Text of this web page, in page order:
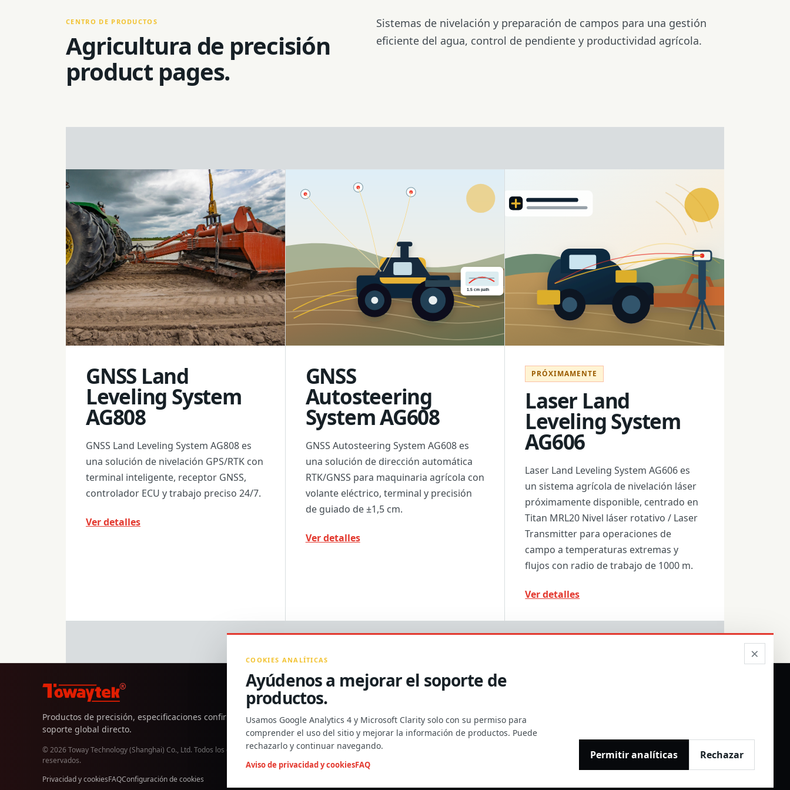
CENTRO DE PRODUCTOS
Agricultura de precisión
product pages.
Sistemas de nivelación y preparación de campos para una gestión
eficiente del agua, control de pendiente y productividad agrícola.
GNSS Land
Leveling System
AG808
GNSS Land Leveling System AG808 es
una solución de nivelación GPS/RTK con
terminal inteligente, receptor GNSS,
controlador ECU y trabajo preciso 24/7.
Ver detalles
GNSS
Autosteering
System AG608
GNSS Autosteering System AG608 es
una solución de dirección automática
RTK/GNSS para maquinaria agrícola con
volante eléctrico, terminal y precisión
de guiado de ±1,5 cm.
Ver detalles
PRÓXIMAMENTE
Laser Land
Leveling System
AG606
Laser Land Leveling System AG606 es
un sistema agrícola de nivelación láser
próximamente disponible, centrado en
Titan MRL20 Nivel láser rotativo / Laser
Transmitter para operaciones de
campo a temperaturas extremas y
flujos con radio de trabajo de 1000 m.
Ver detalles
®
Productos de precisión, especificaciones confirmadas y
soporte global directo.
© 2026 Toway Technology (Shanghai) Co., Ltd. Todos los derechos
reservados.
Privacidad y cookiesFAQConfiguración de cookies
MATERIALES DE PRODUCTO Y COOPERACIÓN CON DISTRIBUIDORES
morgan@towaygroup.com
×
COOKIES ANALÍTICAS
Ayúdenos a mejorar el soporte de
productos.
Usamos Google Analytics 4 y Microsoft Clarity solo con su permiso para
comprender el uso del sitio y mejorar la información de productos. Puede
rechazarlo y continuar navegando.
Aviso de privacidad y cookiesFAQ
Permitir analíticas Rechazar